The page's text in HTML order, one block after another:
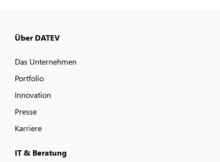
Über DATEV
Das Unternehmen
Portfolio
Innovation
Presse
Karriere
IT & Beratung